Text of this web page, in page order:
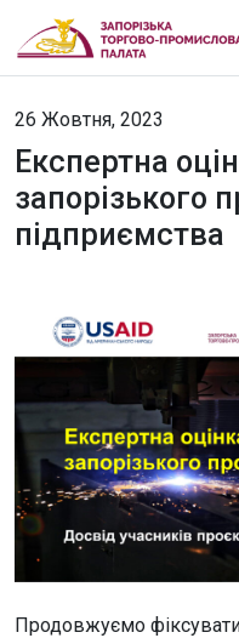
26 Жовтня, 2023
Експертна
запорізького
підприємства
Продовжуємо фіксувати